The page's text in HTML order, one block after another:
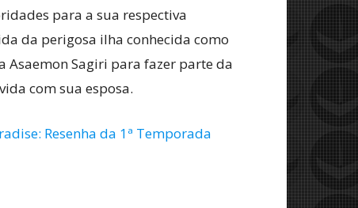
para a sua respectiva
da perigosa ilha conhecida como
Asaemon Sagiri para fazer parte da
com sua esposa.
Resenha da 1ª Temporada